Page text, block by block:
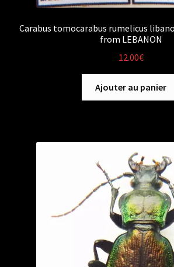
Carabus tomocarabus rumelicus
from LEBANON
12.00€
Ajouter au panier